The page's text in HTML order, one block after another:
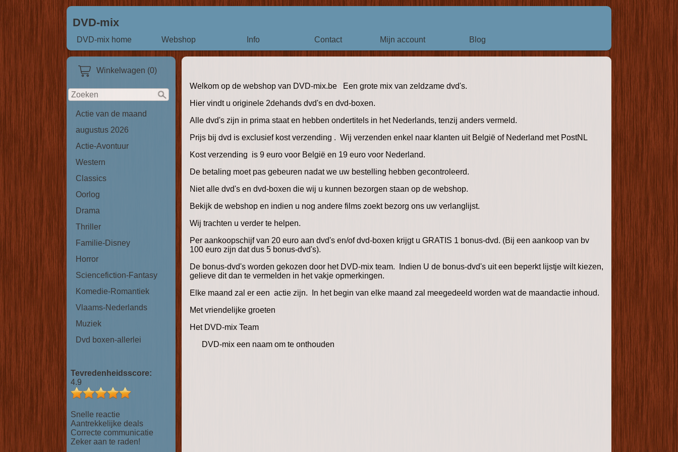
DVD-mix
DVD-mix home Webshop Info Contact Mijn account Blog
Winkelwagen (0)
Actie van de maand
augustus 2026
Actie-Avontuur
Western
Classics
Oorlog
Drama
Thriller
Familie-Disney
Horror
Sciencefiction-Fantasy
Komedie-Romantiek
Vlaams-Nederlands
Muziek
Dvd boxen-allerlei
Tevredenheidsscore:
4.9
Snelle reactie
Aantrekkelijke deals
Correcte communicatie
Zeker aan te raden!
Welkom op de webshop van DVD-mix.be Een grote mix van zeldzame dvd's.
Hier vindt u originele 2dehands dvd's en dvd-boxen.
Alle dvd's zijn in prima staat en hebben ondertitels in het Nederlands, tenzij anders vermeld.
Prijs bij dvd is exclusief kost verzending . Wij verzenden enkel naar klanten uit België of Nederland met PostNL
Kost verzending is 9 euro voor België en 19 euro voor Nederland.
De betaling moet pas gebeuren nadat we uw bestelling hebben gecontroleerd.
Niet alle dvd's en dvd-boxen die wij u kunnen bezorgen staan op de webshop.
Bekijk de webshop en indien u nog andere films zoekt bezorg ons uw verlanglijst.
Wij trachten u verder te helpen.
Per aankoopschijf van 20 euro aan dvd's en/of dvd-boxen krijgt u GRATIS 1 bonus-dvd. (Bij een aankoop van bv
100 euro zijn dat dus 5 bonus-dvd's).
De bonus-dvd's worden gekozen door het DVD-mix team. Indien U de bonus-dvd's uit een beperkt lijstje wilt kiezen,
gelieve dit dan te vermelden in het vakje opmerkingen.
Elke maand zal er een actie zijn. In het begin van elke maand zal meegedeeld worden wat de maandactie inhoud.
Met vriendelijke groeten
Het DVD-mix Team
DVD-mix een naam om te onthouden